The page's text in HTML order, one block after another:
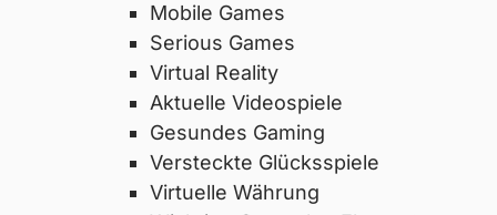
Mobile Games
Serious Games
Virtual Reality
Aktuelle Videospiele
Gesundes Gaming
Versteckte Glücksspiele
Virtuelle Währung